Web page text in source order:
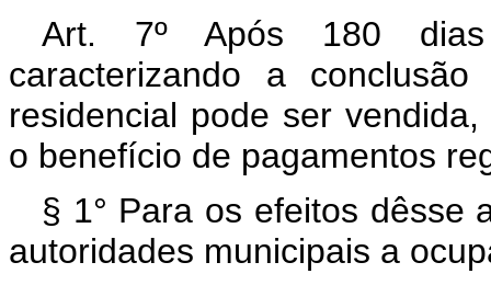
Art. 7º Após 180 dias
caracterizando a
residencial pode ser
o benefício de pagamentos
§ 1° Para os efeitos dêsse
autoridades municipais a